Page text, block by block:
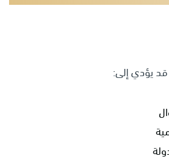
قد يؤدي إلى: